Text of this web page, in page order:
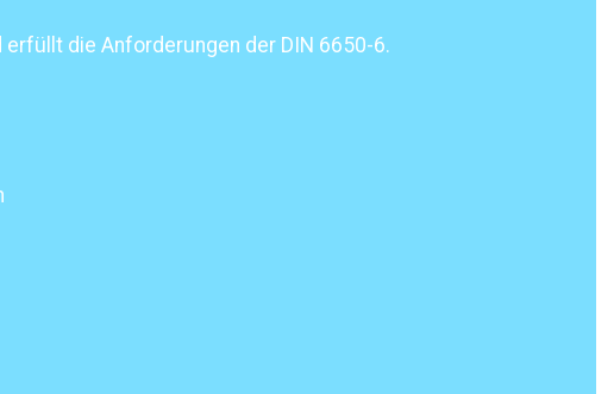
die Anforderungen der DIN 6650-6.